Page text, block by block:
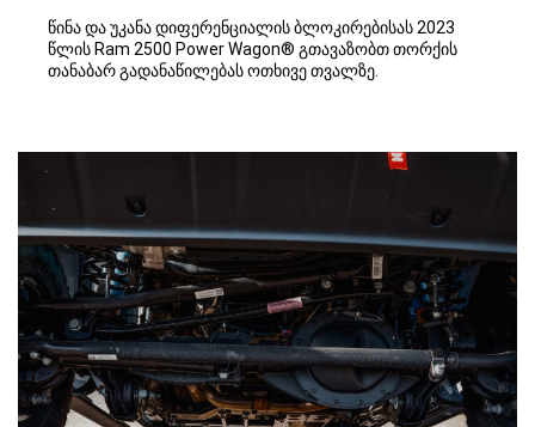
წინა და უკანა დიფერენციალის ბლოკირებისას 2023
წლის Ram 2500 Power Wagon® გთავაზობთ თორქის
თანაბარ გადანაწილებას ოთხივე თვალზე.